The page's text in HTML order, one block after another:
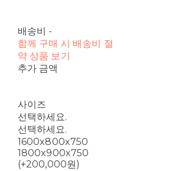
배송비 -
함께 구매 시 배송비 절
약 상품 보기
추가 금액
사이즈
선택하세요.
선택하세요.
1600x800x750
1800x900x750
(+200,000원)